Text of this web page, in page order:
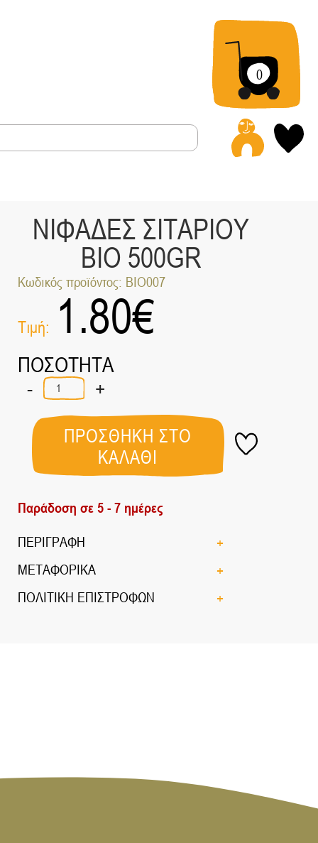
0
ΝΙΦΑΔΕΣ ΣΙΤΑΡΙΟΥ
ΒΙΟ 500GR
Κωδικός προϊόντος: ΒΙΟ007
Τιμή: 1.80€
ΠΟΣΟΤΗΤΑ
-
ΝΙΦΑΔΕΣ
ΣΙΤΑΡΙΟΥ
ποσότητα
+
ΠΡΟΣΘΗΚΗ ΣΤΟ
ΚΑΛΑΘΙ
Παράδοση σε 5 - 7 ημέρες
ΠΕΡΙΓΡΑΦΗ
ΜΕΤΑΦΟΡΙΚΑ
ΠΟΛΙΤΙΚΗ ΕΠΙΣΤΡΟΦΩΝ